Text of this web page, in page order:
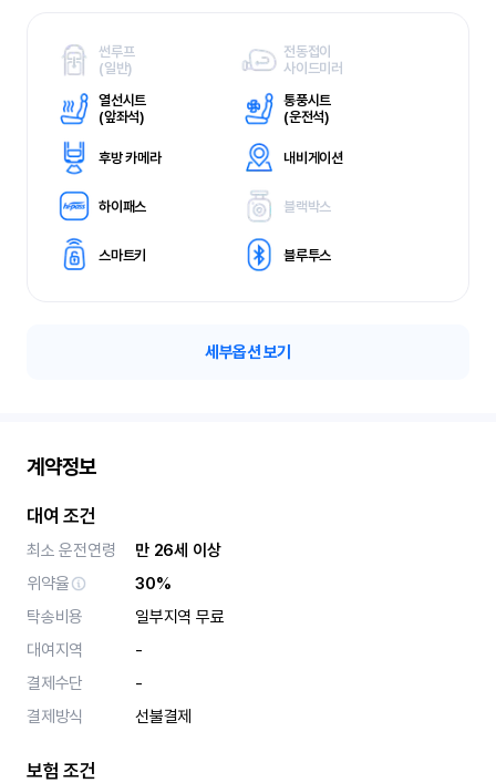
썬루프
(일반)
전동접이
사이드미러
열선시트
(앞좌석)
통풍시트
(운전석)
후방 카메라 내비게이션
하이패스 블랙박스
스마트키 블루투스
세부옵션 보기
계약정보
대여 조건
최소 운전연령
만 26세 이상
위약율
30%
탁송비용
일부지역 무료
대여지역
-
결제수단
-
결제방식
선불결제
보험 조건